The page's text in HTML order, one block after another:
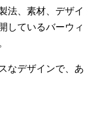
法、素材、デザイ
しているバーウィ
なデザインで、あ